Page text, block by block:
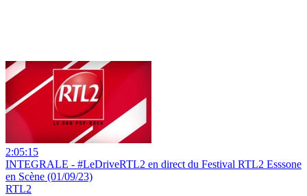
2:05:15
INTEGRALE - #LeDriveRTL2 en direct du Festival RTL2 Esssone
en Scène (01/09/23)
RTL2